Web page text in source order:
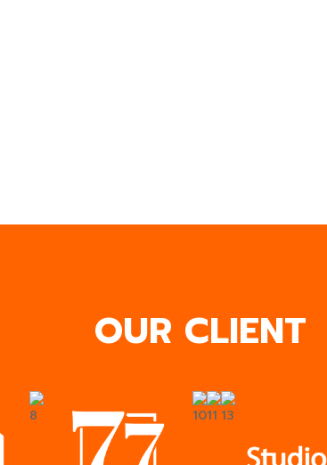
OUR CLIENT